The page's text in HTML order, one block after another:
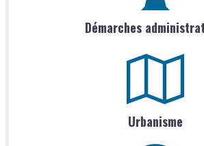
Démarches
Urbanisme